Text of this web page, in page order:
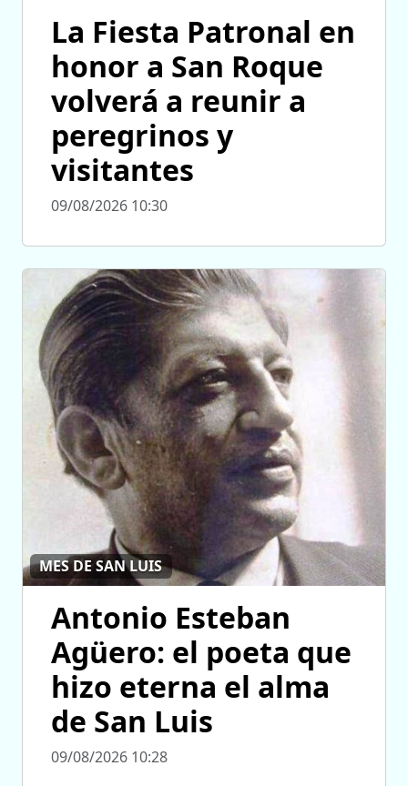
La Fiesta Patronal en
honor a San Roque
volverá a reunir a
peregrinos y
visitantes
09/08/2026 10:30
MES DE SAN LUIS
Antonio Esteban
Agüero: el poeta que
hizo eterna el alma
de San Luis
09/08/2026 10:28